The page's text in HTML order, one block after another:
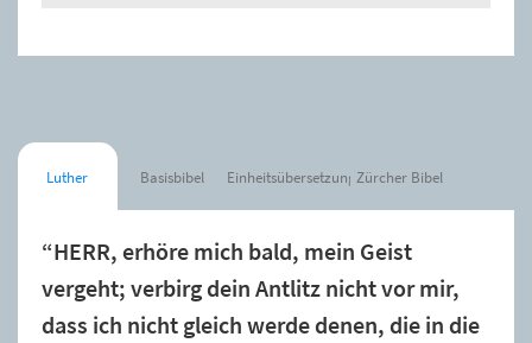
Luther Basisbibel Einheitsübersetzung Zürcher Bibel
“HERR, erhöre mich bald, mein Geist
vergeht; verbirg dein Antlitz nicht vor mir,
dass ich nicht gleich werde denen, die in die